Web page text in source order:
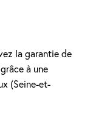
la garantie de
à une
(Seine-et-